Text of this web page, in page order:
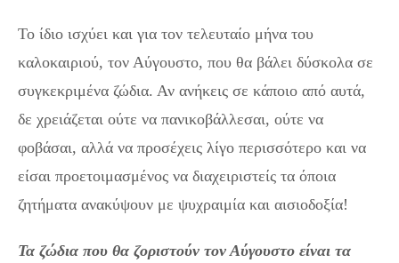
Το ίδιο ισχύει και για τον τελευταίο μήνα του
καλοκαιριού, τον Αύγουστο, που θα βάλει δύσκολα σε
συγκεκριμένα ζώδια. Αν ανήκεις σε κάποιο από αυτά,
δε χρειάζεται ούτε να πανικοβάλλεσαι, ούτε να
φοβάσαι, αλλά να προσέχεις λίγο περισσότερο και να
είσαι προετοιμασμένος να διαχειριστείς τα όποια
ζητήματα ανακύψουν με ψυχραιμία και αισιοδοξία!
Τα ζώδια που θα ζοριστούν τον Αύγουστο είναι τα